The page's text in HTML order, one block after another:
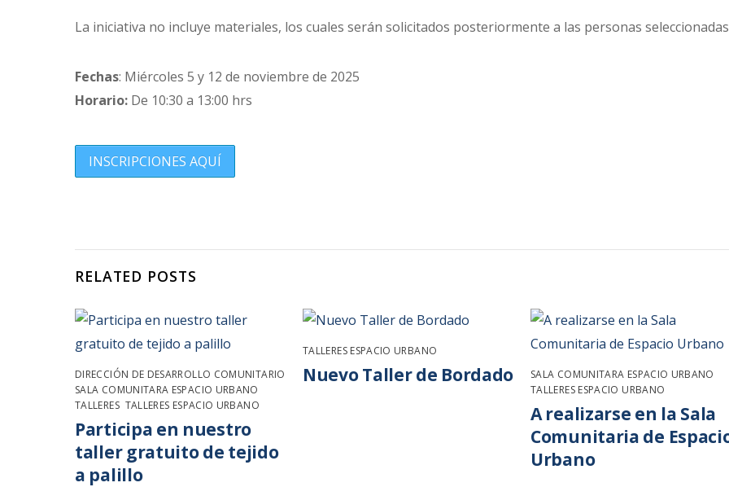
La iniciativa no incluye materiales, los cuales serán solicitados posteriormente a las personas
Fechas: Miércoles 5 y 12 de noviembre de 2025
Horario: De 10:30 a 13:00 hrs
INSCRIPCIONES AQUÍ
RELATED POSTS
DIRECCIÓN DE DESARROLLO COMUNITARIO
SALA COMUNITARA ESPACIO URBANO
TALLERES, TALLERES ESPACIO URBANO
Participa en nuestro
taller gratuito de tejido
a palillo
TALLERES ESPACIO URBANO
Nuevo Taller de Bordado SALA COMUNITARA ESPACIO URBANO
TALLERES ESPACIO URBANO
A realizarse en la Sala
Comunitaria de
Urbano